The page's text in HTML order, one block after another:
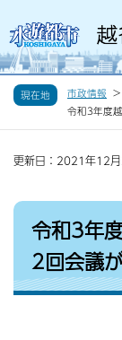
現在地 市政情報
令和3年度
更新日：2021年12
令和3年
2回会議